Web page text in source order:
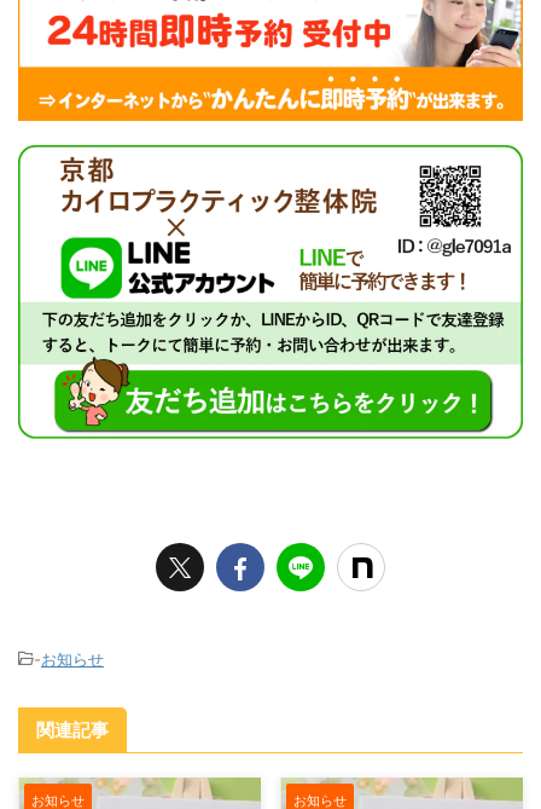
-お知らせ
関連記事
お知らせ お知らせ